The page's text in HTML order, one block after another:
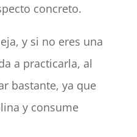
concreto.
y si no eres una
a practicarla, al
bastante, ya que
y consume